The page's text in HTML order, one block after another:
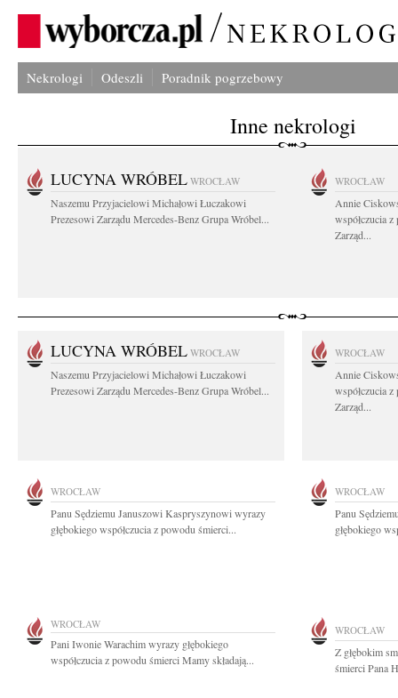
Nekrologi Odeszli Poradnik pogrzebowy
Inne nekrologi
LUCYNA WRÓBEL WROCŁAW
Naszemu Przyjacielowi Michałowi Łuczakowi
Prezesowi Zarządu Mercedes-Benz Grupa Wróbel...
WROCŁAW
Annie
współczucia
Zarząd...
LUCYNA WRÓBEL WROCŁAW
Naszemu Przyjacielowi Michałowi Łuczakowi
Prezesowi Zarządu Mercedes-Benz Grupa Wróbel...
WROCŁAW
Annie
współczucia
Zarząd...
WROCŁAW
Panu Sędziemu Januszowi Kaspryszynowi wyrazy
głębokiego współczucia z powodu śmierci...
WROCŁAW
Panu
głębokiego
WROCŁAW
Pani Iwonie Warachim wyrazy głębokiego
współczucia z powodu śmierci Mamy składają...
WROCŁAW
Z głębokim
śmierci Pana